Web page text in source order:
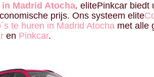
Madrid Atocha. elitePinkcar biedt
prijs. Ons systeem elite
te huren in Madrid Atocha met alle
en Pinkcar.